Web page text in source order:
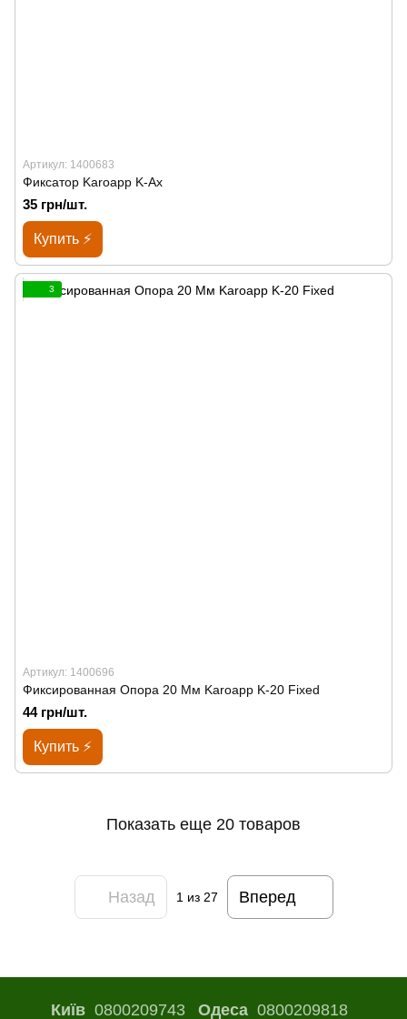
Артикул: 1400683
Фиксатор Karoapp K-Ax
35 грн/шт.
Купить ⚡
3
Артикул: 1400696
Фиксированная Опора 20 Мм Karoapp K-20 Fixed
44 грн/шт.
Купить ⚡
Показать еще 20 товаров
Назад 1 из 27 Вперед
Київ0800209743 Одеса0800209818